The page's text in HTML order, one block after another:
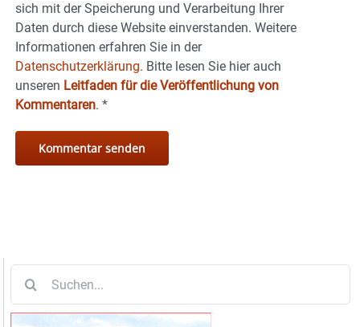
sich mit der Speicherung und Verarbeitung Ihrer
Daten durch diese Website einverstanden. Weitere
Informationen erfahren Sie in der
Datenschutzerklärung. Bitte lesen Sie hier auch
unseren Leitfaden für die Veröffentlichung von
Kommentaren. *
nach: